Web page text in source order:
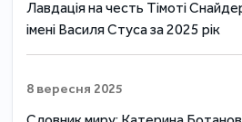
Лавдація на честь Тімоті
імені Василя Стуса за 2025 рік
8 вересня 2025